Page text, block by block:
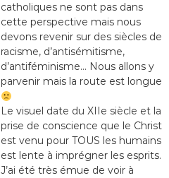
catholiques ne sont pas dans
cette perspective mais nous
devons revenir sur des siècles de
racisme, d’antisémitisme,
d’antiféminisme… Nous allons y
parvenir mais la route est longue
Le visuel date du XIIe siècle et la
prise de conscience que le Christ
est venu pour TOUS les humains
est lente à imprégner les esprits.
J’ai été très émue de voir à